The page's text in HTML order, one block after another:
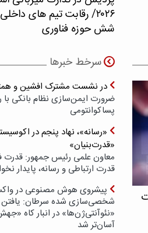
۲۰۲۶/ رقابت تیم های
شش حوزه فناوری
سرخط خبرها
در نشست مشترک افشین و
ضرورت ایمن‌سازی نظام بانکی با
پسا‌کوانتومی
«رسانه»، نهاد پنجم در
«قدرت‌بنیان»
معاون علمی رئیس جمهور: قدرت
قدرت ارتباطی و رسانه، پایدار
پیشروی هوش مصنوعی در
شخصی‌سازی شده سرطان:
«نئوآنتی‌ژن‌ها» در انبار کاه
آسان‌تر شد